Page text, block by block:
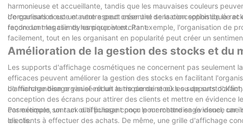
harmonieuse et accueillante, tandis que les mauvaises couleurs
de couleurs douce et neutre peut créer une sensation sophistiquée
rendre un magasin dynamique et excitant.
L'organisation est un autre aspect essentiel de la conception de la
façon dont les clients les perçoivent. Par exemple, l'organisation de
facilement, tout en les organisant en popularité peut créer un
Amélioration de la gestion des stocks et du
Les supports d'affichage cosmétiques ne concernent pas seulement
efficaces peuvent améliorer la gestion des stocks en facilitant
d'affichage bien organisé réduit le risque de stocks ou de
Le marchandisage visuel est un autre domaine où les supports
conception des écrans pour attirer des clients et mettre en évidence
cosmétiques sont un outil puissant pour le merchandisage visuel,
clients.
Par exemple, un rack d'affichage conçu pour mettre en évidence
les clients à effectuer des achats. De même, une grille d'affichage